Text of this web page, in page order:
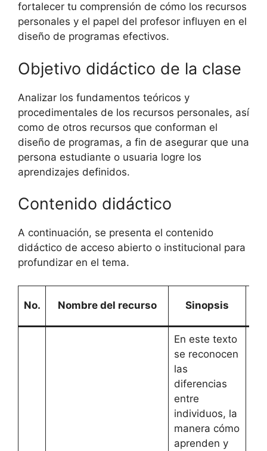
fortalecer tu comprensión de cómo los recursos
personales y el papel del profesor influyen en el
diseño de programas efectivos.
Objetivo didáctico de la clase
Analizar los fundamentos teóricos y
procedimentales de los recursos personales, así
como de otros recursos que conforman el
diseño de programas, a fin de asegurar que una
persona estudiante o usuaria logre los
aprendizajes definidos.
Contenido didáctico
A continuación, se presenta el contenido
didáctico de acceso abierto o institucional para
profundizar en el tema.
No. Nombre del recurso Sinopsis
En este texto
se reconocen
las
diferencias
entre
individuos, la
manera cómo
aprenden y